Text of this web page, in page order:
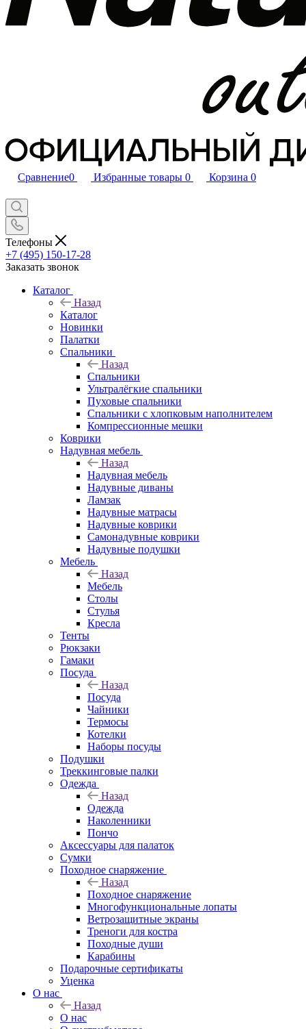
Сравнение0 Избранные товары 0 Корзина 0
Телефоны
+7 (495) 150-17-28
Заказать звонок
Каталог
Назад
Каталог
Новинки
Палатки
Спальники
Назад
Спальники
Ультралёгкие спальники
Пуховые спальники
Спальники с хлопковым наполнителем
Компрессионные мешки
Коврики
Надувная мебель
Назад
Надувная мебель
Надувные диваны
Ламзак
Надувные матрасы
Надувные коврики
Самонадувные коврики
Надувные подушки
Мебель
Назад
Мебель
Столы
Стулья
Кресла
Тенты
Рюкзаки
Гамаки
Посуда
Назад
Посуда
Чайники
Термосы
Котелки
Наборы посуды
Подушки
Треккинговые палки
Одежда
Назад
Одежда
Наколенники
Пончо
Аксессуары для палаток
Сумки
Походное снаряжение
Назад
Походное снаряжение
Многофункциональные лопаты
Ветрозащитные экраны
Треноги для костра
Походные души
Карабины
Подарочные сертификаты
Уценка
О нас
Назад
О нас